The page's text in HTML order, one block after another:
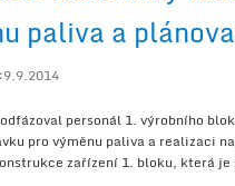
paliva a
9.9.2014
personál 1. výrobního
pro výměnu paliva a realizaci
zařízení 1. bloku, která je